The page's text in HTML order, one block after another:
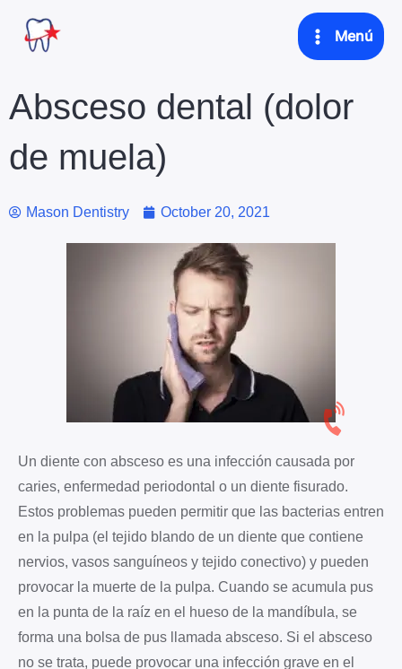
Main
Menu
Menú
Absceso dental (dolor
de muela)
Mason Dentistry October 20, 2021
Un diente con absceso es una infección causada por
caries, enfermedad periodontal o un diente fisurado.
Estos problemas pueden permitir que las bacterias entren
en la pulpa (el tejido blando de un diente que contiene
nervios, vasos sanguíneos y tejido conectivo) y pueden
provocar la muerte de la pulpa. Cuando se acumula pus
en la punta de la raíz en el hueso de la mandíbula, se
forma una bolsa de pus llamada absceso. Si el absceso
no se trata, puede provocar una infección grave en el